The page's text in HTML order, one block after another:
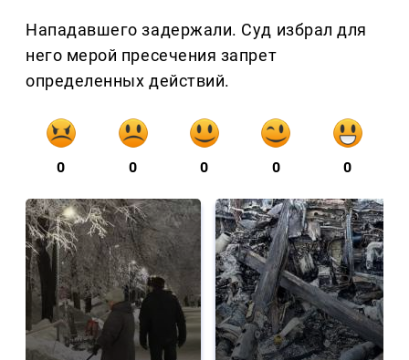
Нападавшего задержали. Суд избрал для
него мерой пресечения запрет
определенных действий.
0 0 0 0 0